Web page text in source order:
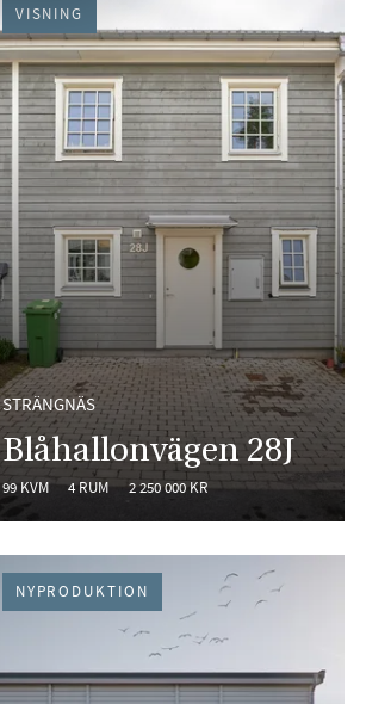
STRÄNGNÄS
Blåhallonvägen 28J
99 KVM 4 RUM 2 250 000 KR
VISNING
NYPRODUKTION